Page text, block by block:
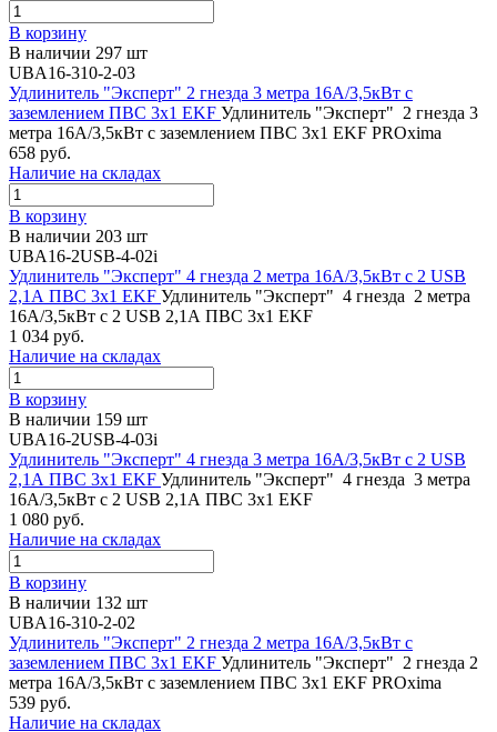
В корзину
В наличии 297 шт
UBA16-310-2-03
Удлинитель "Эксперт" 2 гнезда 3 метра 16А/3,5кВт с
заземлением ПВС 3х1 EKF Удлинитель "Эксперт" 2 гнезда 3
метра 16А/3,5кВт с заземлением ПВС 3х1 EKF PROxima
658 руб.
Наличие на складах
В корзину
В наличии 203 шт
UBA16-2USB-4-02i
Удлинитель "Эксперт" 4 гнезда 2 метра 16А/3,5кВт с 2 USB
2,1А ПВС 3х1 EKF Удлинитель "Эксперт" 4 гнезда 2 метра
16А/3,5кВт с 2 USB 2,1А ПВС 3х1 EKF
1 034 руб.
Наличие на складах
В корзину
В наличии 159 шт
UBA16-2USB-4-03i
Удлинитель "Эксперт" 4 гнезда 3 метра 16А/3,5кВт с 2 USB
2,1А ПВС 3х1 EKF Удлинитель "Эксперт" 4 гнезда 3 метра
16А/3,5кВт с 2 USB 2,1А ПВС 3х1 EKF
1 080 руб.
Наличие на складах
В корзину
В наличии 132 шт
UBA16-310-2-02
Удлинитель "Эксперт" 2 гнезда 2 метра 16А/3,5кВт с
заземлением ПВС 3х1 EKF Удлинитель "Эксперт" 2 гнезда 2
метра 16А/3,5кВт с заземлением ПВС 3х1 EKF PROxima
539 руб.
Наличие на складах